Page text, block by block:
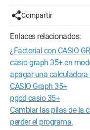
Compartir
Enlaces relacionados:
¿Factorial con CASIO
casio graph 35+ en
apagar una calculadora
CASIO Graph 35+
pgcd casio 35+
Cambiar las pilas de la
perder el programa.